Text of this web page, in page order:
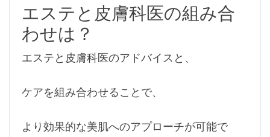
エステと皮膚科医の組み合
わせは？
エステと皮膚科医のアドバイスと、
ケアを組み合わせることで、
より効果的な美肌へのアプローチが可能で